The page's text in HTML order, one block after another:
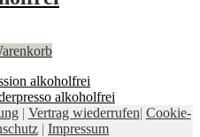
alkoholfrei
alkoholfrei
| Vertrag wiederrufen| Cookie-
| Impressum